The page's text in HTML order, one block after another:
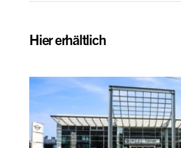
Hier erhältlich